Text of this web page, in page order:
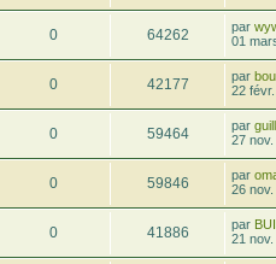
0 64262 par
01
0 42177 par
22
0 59464 par
27
0 59846 par
26
0 41886 par
21